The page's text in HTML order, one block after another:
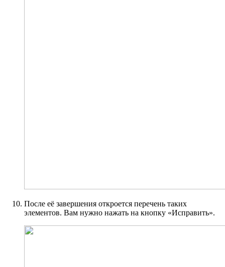
После её завершения откроется перечень таких
элементов. Вам нужно нажать на кнопку «Исправить».